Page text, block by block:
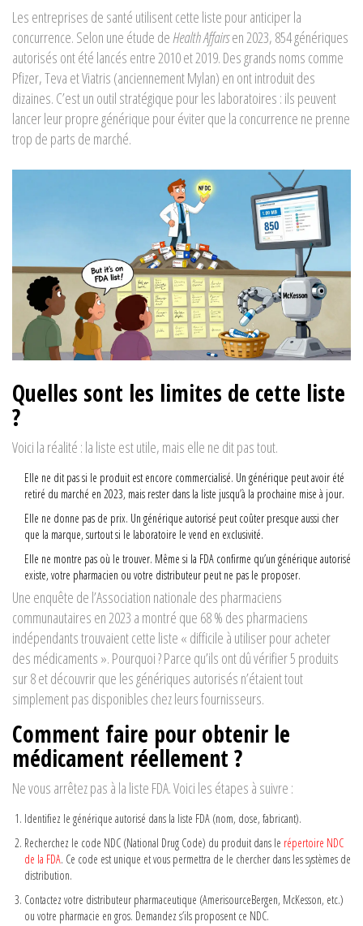
Les entreprises de santé utilisent cette liste pour anticiper la
concurrence. Selon une étude deHealth Affairsen 2023, 854 génériques
autorisés ont été lancés entre 2010 et 2019. Des grands noms comme
Pfizer, Teva et Viatris (anciennement Mylan) en ont introduit des
dizaines. C’est un outil stratégique pour les laboratoires : ils peuvent
lancer leur propre générique pour éviter que la concurrence ne prenne
trop de parts de marché.
Quelles sont les limites de cette liste
?
Voici la réalité : la liste est utile, mais elle ne dit pas tout.
Elle ne dit pas si le produit est encore commercialisé. Un générique peut avoir été
retiré du marché en 2023, mais rester dans la liste jusqu’à la prochaine mise à jour.
Elle ne donne pas de prix. Un générique autorisé peut coûter presque aussi cher
que la marque, surtout si le laboratoire le vend en exclusivité.
Elle ne montre pas où le trouver. Même si la FDA confirme qu’un générique autorisé
existe, votre pharmacien ou votre distributeur peut ne pas le proposer.
Une enquête de l’Association nationale des pharmaciens
communautaires en 2023 a montré que 68 % des pharmaciens
indépendants trouvaient cette liste « difficile à utiliser pour acheter
des médicaments ». Pourquoi ? Parce qu’ils ont dû vérifier 5 produits
sur 8 et découvrir que les génériques autorisés n’étaient tout
simplement pas disponibles chez leurs fournisseurs.
Comment faire pour obtenir le
médicament réellement ?
Ne vous arrêtez pas à la liste FDA. Voici les étapes à suivre :
Identifiez le générique autorisé dans la liste FDA (nom, dose, fabricant).
Recherchez le code NDC (National Drug Code) du produit dans le répertoire NDC
de la FDA. Ce code est unique et vous permettra de le chercher dans les systèmes de
distribution.
Contactez votre distributeur pharmaceutique (AmerisourceBergen, McKesson, etc.)
ou votre pharmacie en gros. Demandez s’ils proposent ce NDC.